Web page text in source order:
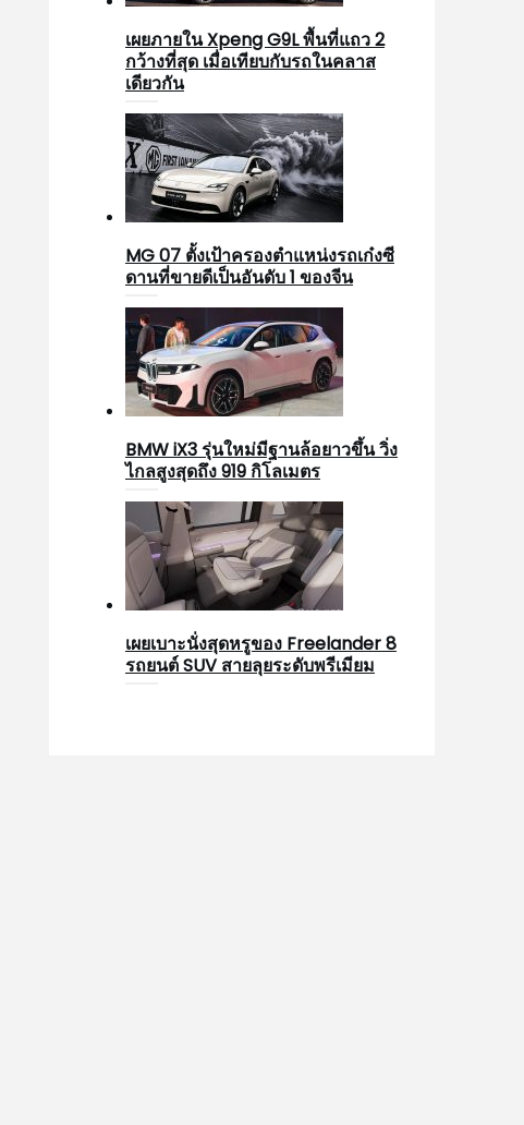
เผยภายใน Xpeng G9L พื้นที่แถว 2
กว้างที่สุด เมื่อเทียบกับรถในคลาส
เดียวกัน
MG 07 ตั้งเป้าครองตำแหน่งรถเก๋งซี
ดานที่ขายดีเป็นอันดับ 1 ของจีน
BMW iX3 รุ่นใหม่มีฐานล้อยาวขึ้น วิ่ง
ไกลสูงสุดถึง 919 กิโลเมตร
เผยเบาะนั่งสุดหรูของ Freelander 8
รถยนต์ SUV สายลุยระดับพรีเมียม